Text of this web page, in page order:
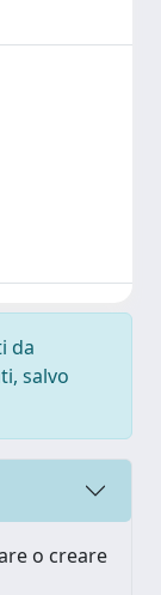
da
salvo
o creare